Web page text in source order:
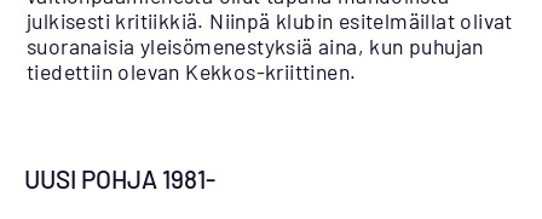
julkisesti kritiikkiä. Niinpä klubin esitelmäillat olivat
suoranaisia yleisömenestyksiä aina, kun puhujan
tiedettiin olevan Kekkos-kriittinen.
UUSI POHJA 1981-